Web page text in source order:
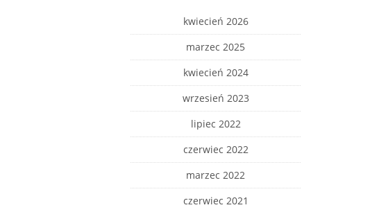
kwiecień 2026
marzec 2025
kwiecień 2024
wrzesień 2023
lipiec 2022
czerwiec 2022
marzec 2022
czerwiec 2021